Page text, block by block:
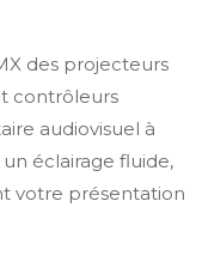
des projecteurs
contrôleurs
audiovisuel à
éclairage fluide,
votre présentation